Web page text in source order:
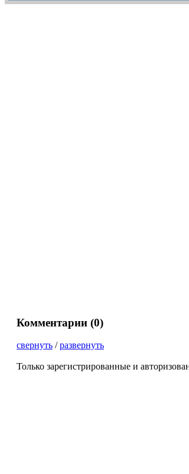
Комментарии (0)
свернуть /развернуть
Только зарегистрированные и